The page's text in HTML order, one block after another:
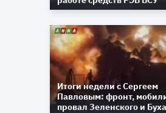
Итоги недели с Сергеем
Павловым: фронт,
провал Зеленского и